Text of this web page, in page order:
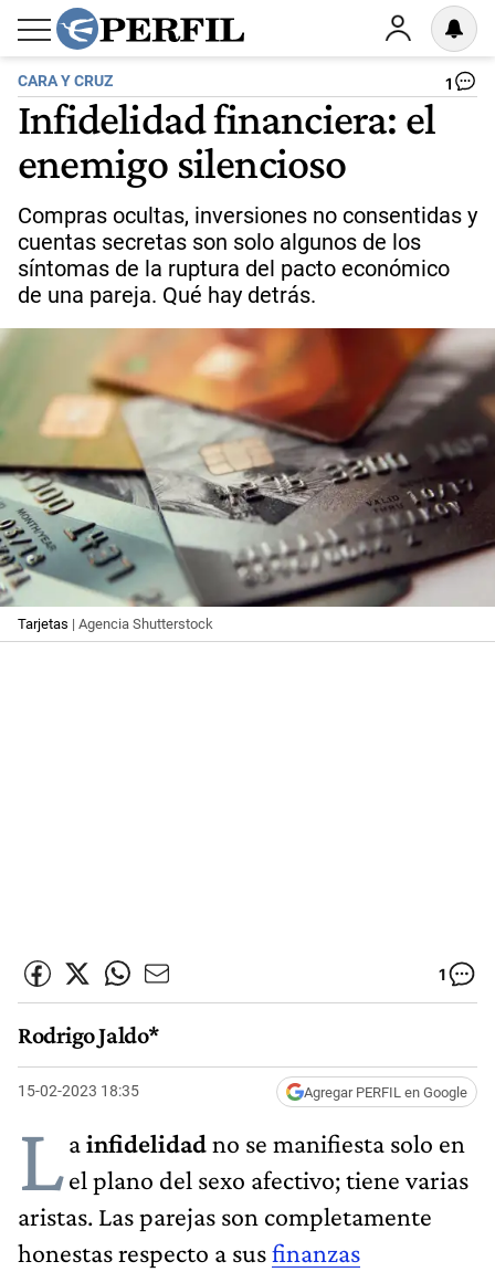
CARA Y CRUZ 1
Infidelidad financiera: el
enemigo silencioso
Compras ocultas, inversiones no consentidas y
cuentas secretas son solo algunos de los
síntomas de la ruptura del pacto económico
de una pareja. Qué hay detrás.
Tarjetas | Agencia Shutterstock
1
Rodrigo Jaldo*
15-02-2023 18:35 Agregar PERFIL en Google
Lainfidelidadno se manifiesta solo en
el plano del sexo afectivo; tiene varias
aristas. Las parejas son completamente
honestas respecto a susfinanzas